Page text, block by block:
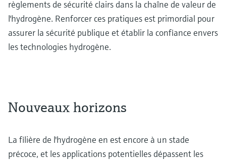
règlements de sécurité clairs dans la chaîne de valeur de
l'hydrogène. Renforcer ces pratiques est primordial pour
assurer la sécurité publique et établir la confiance envers
les technologies hydrogène.
Nouveaux horizons
La filière de l'hydrogène en est encore à un stade
précoce, et les applications potentielles dépassent les